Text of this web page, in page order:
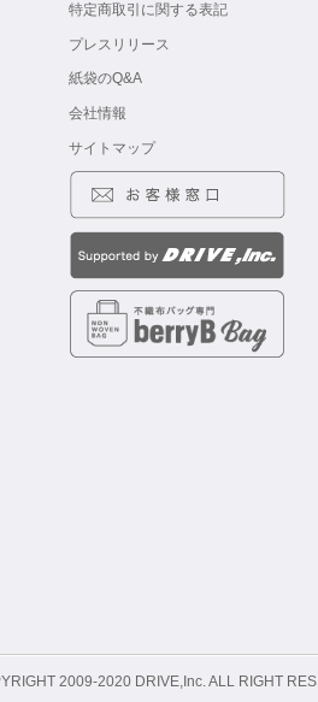
特定商取引に関する表記
プレスリリース
紙袋のQ&A
会社情報
サイトマップ
2009-2020 DRIVE,Inc. ALL RIGHT